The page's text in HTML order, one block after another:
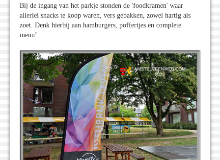
Bij de ingang van het parkje stonden de 'foodkramen' waar
allerlei snacks te koop waren, vers gebakken, zowel hartig als
zoet. Denk hierbij aan hamburgers, poffertjes en complete
menu’.